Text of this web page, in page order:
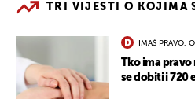
TRI VIJESTI O KOJIMA
IMAŠ PRAVO,
Tko ima
se dobiti i 720